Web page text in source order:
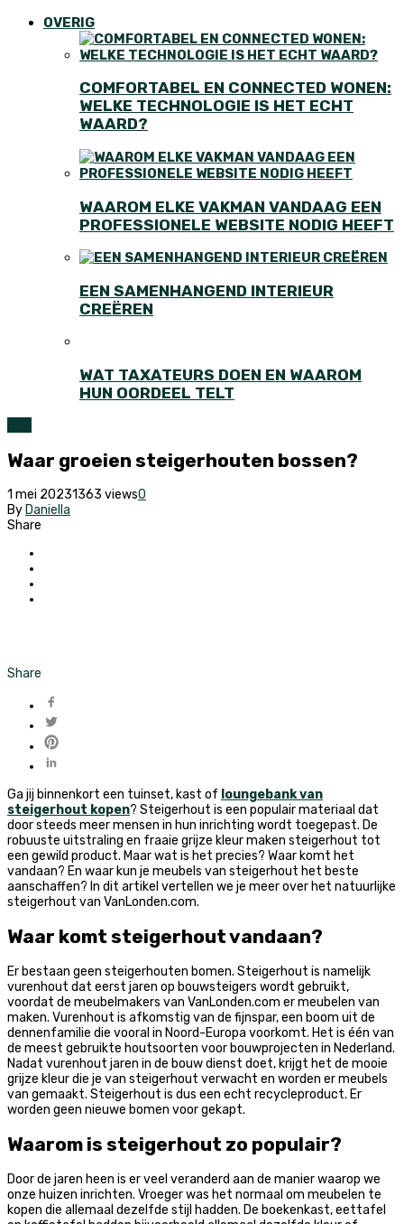
OVERIG
COMFORTABEL EN CONNECTED WONEN:
WELKE TECHNOLOGIE IS HET ECHT
WAARD?
WAAROM ELKE VAKMAN VANDAAG EEN
PROFESSIONELE WEBSITE NODIG HEEFT
EEN SAMENHANGEND INTERIEUR
CREËREN
WAT TAXATEURS DOEN EN WAAROM
HUN OORDEEL TELT
Waar groeien steigerhouten bossen?
1 mei 20231363 views0
By Daniella
Share
Share
Ga jij binnenkort een tuinset, kast of loungebank van
steigerhout kopen? Steigerhout is een populair materiaal dat
door steeds meer mensen in hun inrichting wordt toegepast. De
robuuste uitstraling en fraaie grijze kleur maken steigerhout tot
een gewild product. Maar wat is het precies? Waar komt het
vandaan? En waar kun je meubels van steigerhout het beste
aanschaffen? In dit artikel vertellen we je meer over het natuurlijke
steigerhout van VanLonden.com.
Waar komt steigerhout vandaan?
Er bestaan geen steigerhouten bomen. Steigerhout is namelijk
vurenhout dat eerst jaren op bouwsteigers wordt gebruikt,
voordat de meubelmakers van VanLonden.com er meubelen van
maken. Vurenhout is afkomstig van de fijnspar, een boom uit de
dennenfamilie die vooral in Noord-Europa voorkomt. Het is één van
de meest gebruikte houtsoorten voor bouwprojecten in Nederland.
Nadat vurenhout jaren in de bouw dienst doet, krijgt het de mooie
grijze kleur die je van steigerhout verwacht en worden er meubels
van gemaakt. Steigerhout is dus een echt recycleproduct. Er
worden geen nieuwe bomen voor gekapt.
Waarom is steigerhout zo populair?
Door de jaren heen is er veel veranderd aan de manier waarop we
onze huizen inrichten. Vroeger was het normaal om meubelen te
kopen die allemaal dezelfde stijl hadden. De boekenkast, eettafel